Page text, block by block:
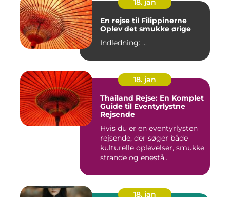
18. jan
En rejse til Filippinerne
Oplev det smukke ørige
Indledning: ...
18. jan
Thailand Rejse: En Komplet
Guide til Eventyrlystne
Rejsende
Hvis du er en eventyrlysten
rejsende, der søger både
kulturelle oplevelser, smukke
strande og enestå...
18. jan